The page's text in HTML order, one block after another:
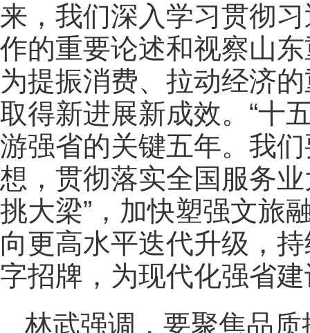
来，我们深入学习贯彻
作的重要论述和视察山
为提振消费、拉动经济
取得新进展新成效。“十
游强省的关键五年。我
想，贯彻落实全国服务
挑大梁”，加快塑强文旅
向更高水平迭代升级，
字招牌，为现代化强省
林武强调，要聚焦品